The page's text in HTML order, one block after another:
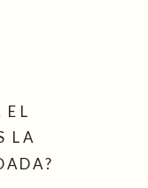
EL
LA